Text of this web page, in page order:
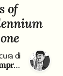
of
di
Antonello "Schiaccisempre " Gaeta